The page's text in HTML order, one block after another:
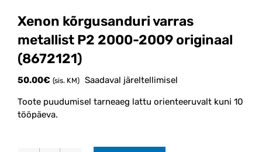
Xenon kõrgusanduri varras
metallist P2 2000-2009 originaal
(8672121)
50.00€ (sis. KM) Saadaval järeltellimisel
Toote puudumisel tarneaeg lattu orienteeruvalt kuni 10
tööpäeva.